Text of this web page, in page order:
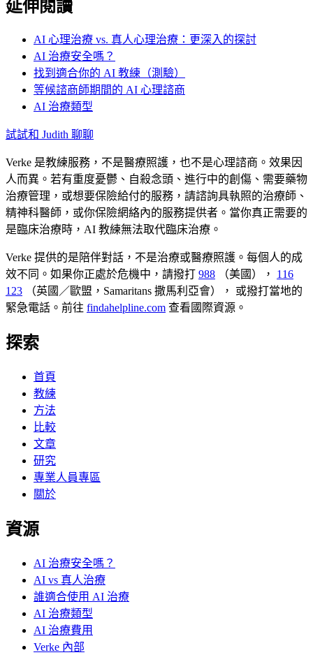
延伸閱讀
AI 心理治療 vs. 真人心理治療：更深入的探討
AI 治療安全嗎？
找到適合你的 AI 教練（測驗）
等候諮商師期間的 AI 心理諮商
AI 治療類型
試試和 Judith 聊聊
Verke 是教練服務，不是醫療照護，也不是心理諮商。效果因
人而異。若有重度憂鬱、自殺念頭、進行中的創傷、需要藥物
治療管理，或想要保險給付的服務，請諮詢具執照的治療師、
精神科醫師，或你保險網絡內的服務提供者。當你真正需要的
是臨床治療時，AI 教練無法取代臨床治療。
Verke 提供的是陪伴對話，不是治療或醫療照護。每個人的成
效不同。如果你正處於危機中，請撥打 988 （美國），
116
123
（英國／歐盟，Samaritans 撒馬利亞會），
或撥打當地的
緊急電話。前往 findahelpline.com 查看國際資源。
探索
首頁
教練
方法
比較
文章
研究
專業人員專區
關於
資源
AI 治療安全嗎？
AI vs 真人治療
誰適合使用 AI 治療
AI 治療類型
AI 治療費用
Verke 內部